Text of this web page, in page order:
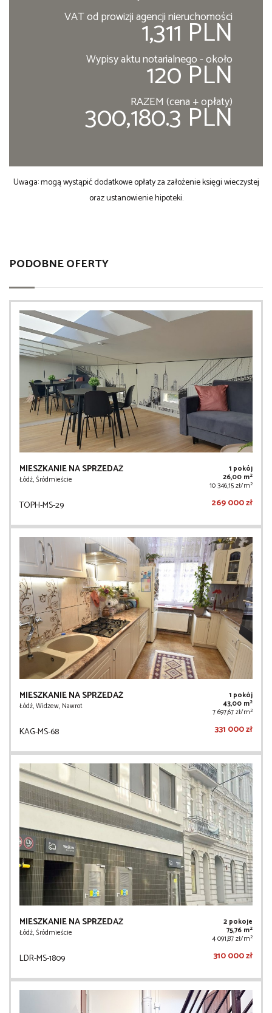
VAT od prowizji agencji nieruchomości
1,311 PLN
Wypisy aktu notarialnego - około
120 PLN
RAZEM (cena + opłaty)
300,180.3 PLN
Uwaga: mogą wystąpić dodatkowe opłaty za założenie księgi wieczystej
oraz ustanowienie hipoteki.
PODOBNE OFERTY
MIESZKANIE NA SPRZEDAŻ
Łódź, Śródmieście
1 pokój
26,00 m2
10 346,15 zł/m2
TOPH-MS-29 269 000 zł
MIESZKANIE NA SPRZEDAŻ
Łódź, Widzew, Nawrot
1 pokój
43,00 m2
7 697,67 zł/m2
KAG-MS-68 331 000 zł
MIESZKANIE NA SPRZEDAŻ
Łódź, Śródmieście
2 pokoje
75,76 m2
4 091,87 zł/m2
LDR-MS-1809 310 000 zł